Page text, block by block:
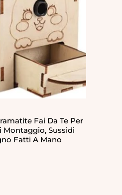
Fai Da Te Per
Montaggio, Sussidi
Fatti A Mano